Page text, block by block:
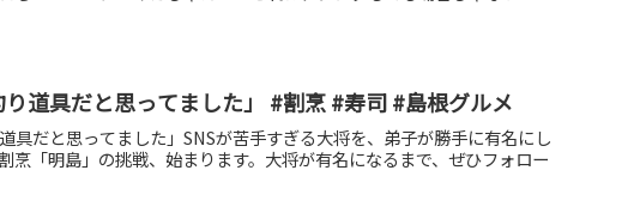
道具だと思ってました」 #割烹 #寿司 #島根グルメ
具だと思ってました」SNSが苦手すぎる大将を、弟子が勝手に有名にし
烹「明島」の挑戦、始まります。大将が有名になるまで、ぜひフォロー